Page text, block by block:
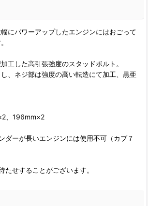
にパワーアップしたエンジンにはおごって
工した高引張強度のスタッドボルト。
、ネジ部は強度の高い転造にて加工、黒亜
、196mm×2
ダーが長いエンジンには使用不可（カブ７
たせすることがございます。